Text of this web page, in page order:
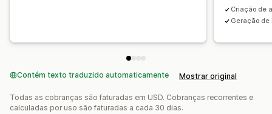
Criação de
Geração de
Contém texto traduzido automaticamente Mostrar original
Todas as cobranças são faturadas em USD. Cobranças recorrentes e
calculadas por uso são faturadas a cada 30 dias.